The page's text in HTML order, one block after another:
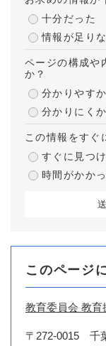
十分だった
情報が足り
ページの構成や
か？
分かりやす
分かりにく
この情報をすぐ
すぐに見つ
時間がかか
このページ
教育委員会 教育
〒272-0015
千